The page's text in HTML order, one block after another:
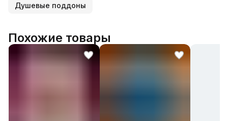
Душевые поддоны
Похожие товары